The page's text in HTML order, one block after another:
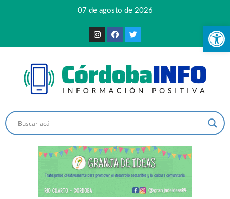
07 de agosto de 2026